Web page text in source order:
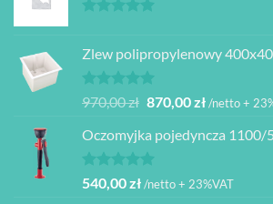
Zlew polipropylenowy
Oceniono
na 5
970,00zł Pierwotna
wynosiła:
970,00 zł.
870,00złAktualna
wynosi:
/netto +
Oczomyjka pojedyncza 1100/5
Oceniono
na 5
540,00zł/netto + 23%VAT